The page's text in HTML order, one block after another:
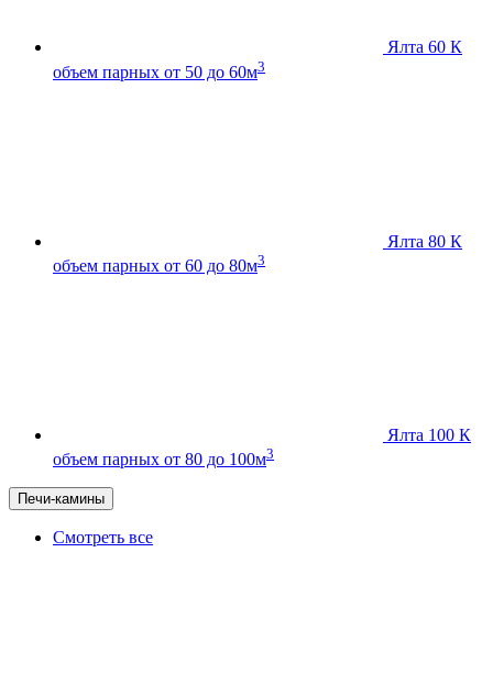
Ялта 60 К
объем парных от 50 до 60м3
Ялта 80 К
объем парных от 60 до 80м3
Ялта 100 К
объем парных от 80 до 100м3
Печи-камины
Смотреть все